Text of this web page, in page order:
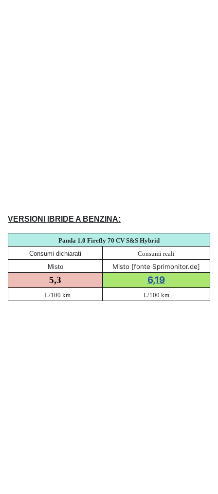
VERSIONI IBRIDE A BENZINA:
Panda 1.0 Firefly 70 CV S&S Hybrid
Consumi dichiarati
Consumi reali
Misto
Misto [fonte Sprimonitor.de]
5,3 6,19
L/100 km L/100 km